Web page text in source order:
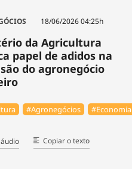
18/06/2026 04:25h
da Agricultura
papel de adidos na
do agronegócio
#Agronegócios #Economia
Copiar o texto